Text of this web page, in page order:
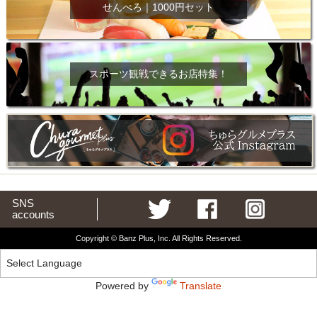
せんべろ｜1000円セット
スポーツ観戦できるお店特集！
SNS
accounts
Copyright © Banz Plus, Inc. All Rights Reserved.
Powered by Translate